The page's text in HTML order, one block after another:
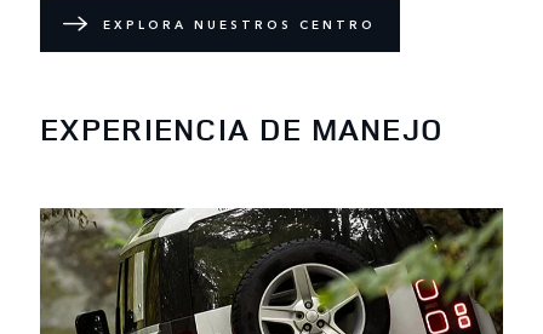
EXPLORA NUESTROS CENTRO
EXPERIENCIA DE MANEJO